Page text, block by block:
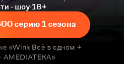
- шоу 18+
серию 1 сезона
«Wink Всё в одном +
AMEDIATEKA»